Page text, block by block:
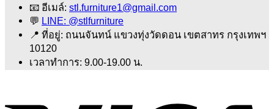
📧 อีเมล์: stl.furniture1@gmail.com
💬 LINE: @stlfurniture
📍 ที่อยู่: ถนนจันทน์ แขวงทุ่งวัดดอน เขตสาทร กรุงเทพฯ
10120
เวลาทำการ: 9.00-19.00 น.